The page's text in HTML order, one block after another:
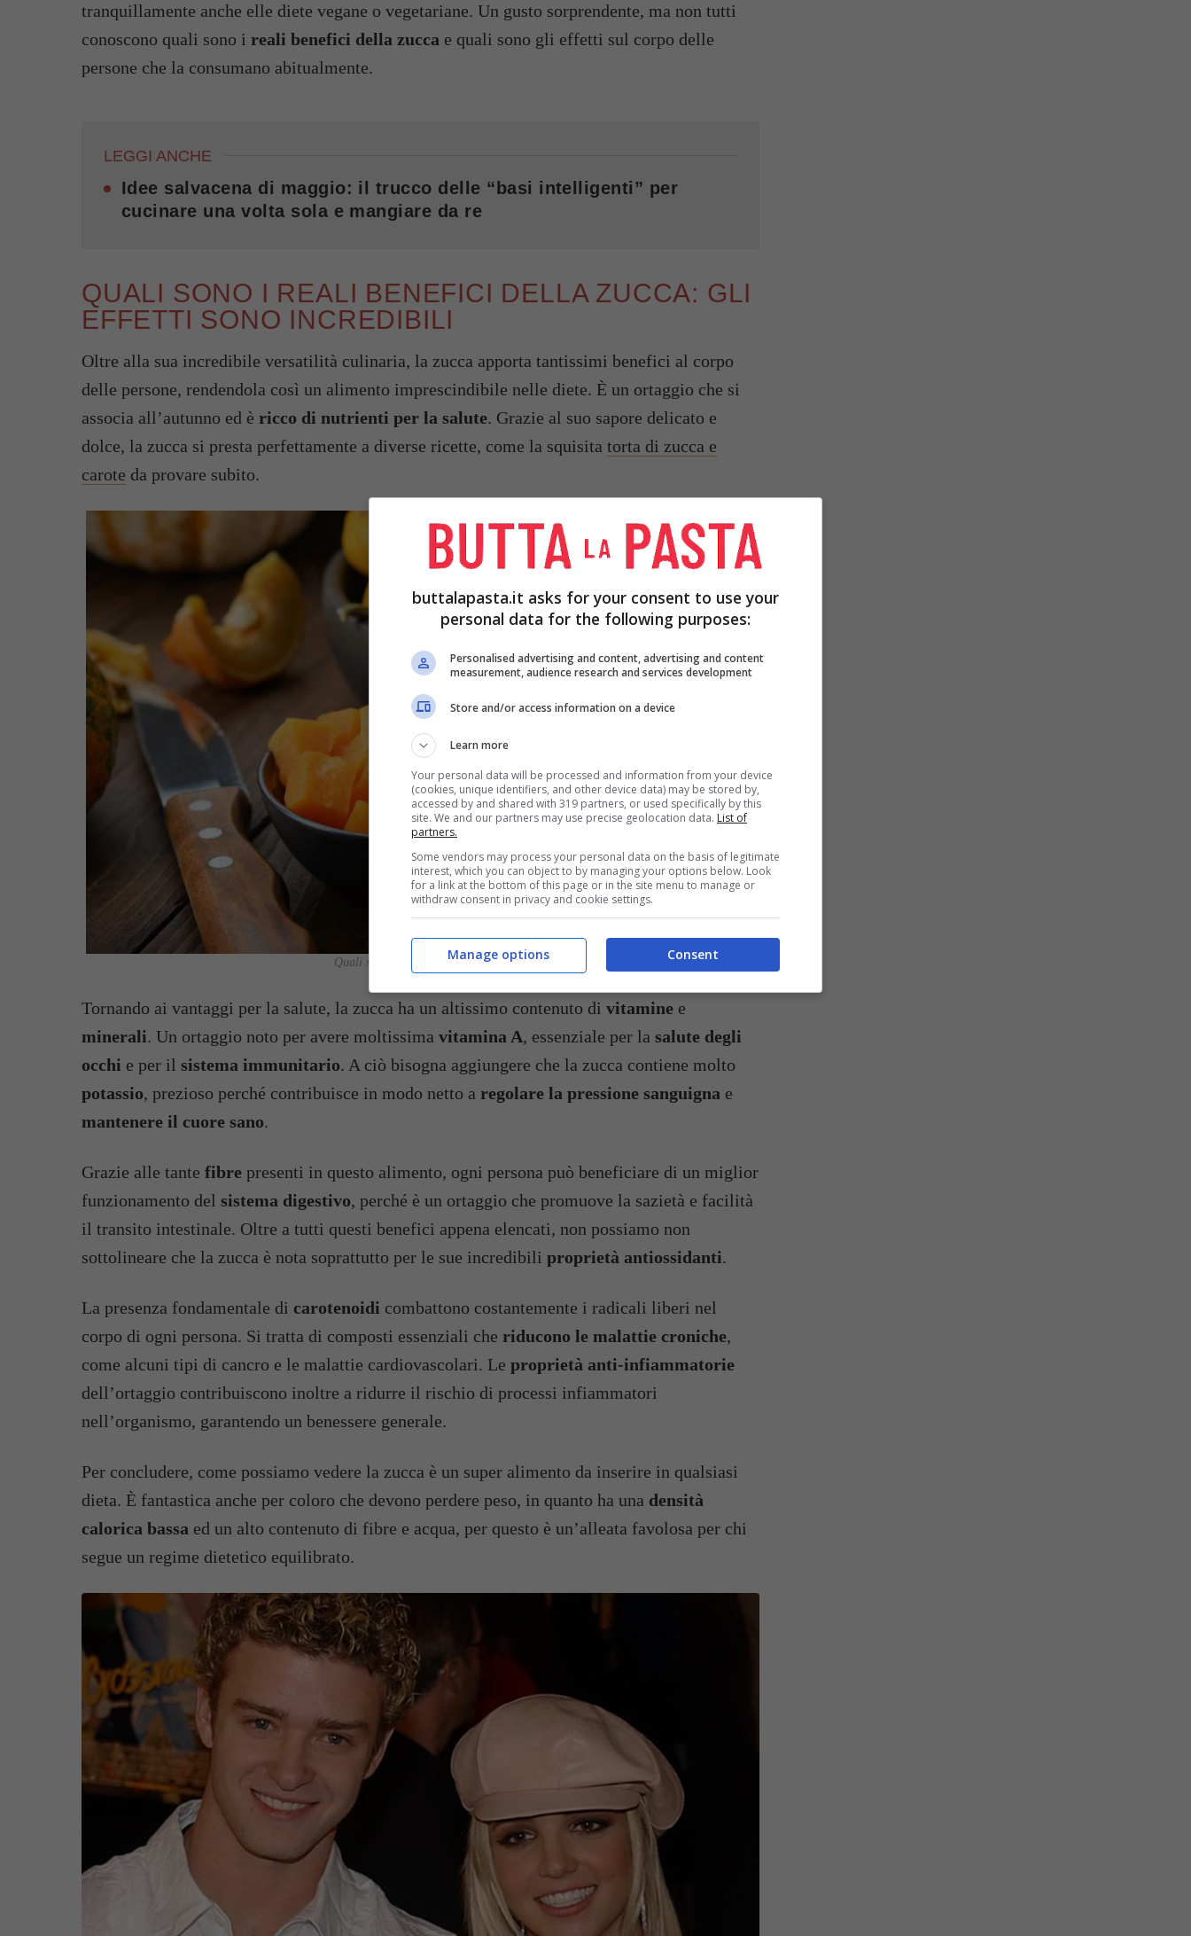
tranquillamente anche elle diete vegane o vegetariane. Un gusto sorprendente, ma non tutti
conoscono quali sono i reali benefici della zucca e quali sono gli effetti sul corpo delle
persone che la consumano abitualmente.
LEGGI ANCHE
Idee salvacena di maggio: il trucco delle “basi intelligenti” per
cucinare una volta sola e mangiare da re
QUALI SONO I REALI BENEFICI DELLA ZUCCA: GLI
EFFETTI SONO INCREDIBILI
Oltre alla sua incredibile versatilità culinaria, la zucca apporta tantissimi benefici al corpo
delle persone, rendendola così un alimento imprescindibile nelle diete. È un ortaggio che si
associa all’autunno ed è ricco di nutrienti per la salute. Grazie al suo sapore delicato e
dolce, la zucca si presta perfettamente a diverse ricette, come la squisita torta di zucca e
carote da provare subito.
Quali sono i reali benefici della zucca: gli effetti sono incredibili – buttalapasta.it
Tornando ai vantaggi per la salute, la zucca ha un altissimo contenuto di vitamine e
minerali. Un ortaggio noto per avere moltissima vitamina A, essenziale per la salute degli
occhi e per il sistema immunitario. A ciò bisogna aggiungere che la zucca contiene molto
potassio, prezioso perché contribuisce in modo netto a regolare la pressione sanguigna e
mantenere il cuore sano.
Grazie alle tante fibre presenti in questo alimento, ogni persona può beneficiare di un miglior
funzionamento del sistema digestivo, perché è un ortaggio che promuove la sazietà e facilità
il transito intestinale. Oltre a tutti questi benefici appena elencati, non possiamo non
sottolineare che la zucca è nota soprattutto per le sue incredibili proprietà antiossidanti.
La presenza fondamentale di carotenoidi combattono costantemente i radicali liberi nel
corpo di ogni persona. Si tratta di composti essenziali che riducono le malattie croniche,
come alcuni tipi di cancro e le malattie cardiovascolari. Le proprietà anti-infiammatorie
dell’ortaggio contribuiscono inoltre a ridurre il rischio di processi infiammatori
nell’organismo, garantendo un benessere generale.
Per concludere, come possiamo vedere la zucca è un super alimento da inserire in qualsiasi
dieta. È fantastica anche per coloro che devono perdere peso, in quanto ha una densità
calorica bassa ed un alto contenuto di fibre e acqua, per questo è un’alleata favolosa per chi
segue un regime dietetico equilibrato.
buttalapasta.it asks for your consent to use your
personal data for the following purposes:
Personalised advertising and content, advertising and content
measurement, audience research and services development
Store and/or access information on a device
Learn more
Your personal data will be processed and information from your device
(cookies, unique identifiers, and other device data) may be stored by,
accessed by and shared with 319 partners, or used specifically by this
site. We and our partners may use precise geolocation data. List of
partners.
Some vendors may process your personal data on the basis of legitimate
interest, which you can object to by managing your options below. Look
for a link at the bottom of this page or in the site menu to manage or
withdraw consent in privacy and cookie settings.
Consent
Manage options